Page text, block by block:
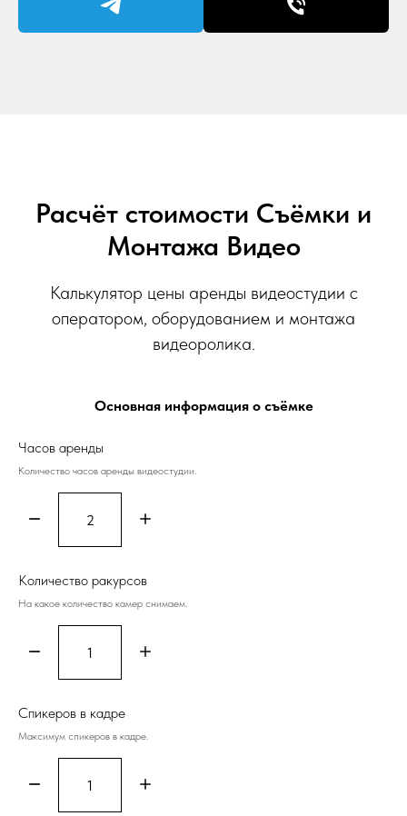
Расчёт стоимости Съёмки и
Монтажа Видео
Калькулятор цены аренды видеостудии с
оператором, оборудованием и монтажа
видеоролика.
Основная информация о съёмке
Часов аренды
Количество часов аренды видеостудии.
Количество ракурсов
На какое количество камер снимаем.
Спикеров в кадре
Максимум спикеров в кадре.